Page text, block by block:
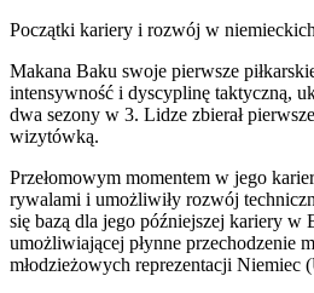
Początki kariery i rozwój w
Makana Baku swoje pierwsze
intensywność i dyscyplinę taktyczną,
dwa sezony w 3. Lidze zbierał
wizytówką.
Przełomowym momentem w jego
rywalami i umożliwiły rozwój
się bazą dla jego późniejszej kariery w
umożliwiającej płynne przechodzenie
młodzieżowych reprezentacji Niemiec